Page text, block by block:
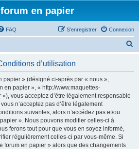
en papier
FAQ Connexion
S’enregistrer
d’utilisation
papier » (désigné ci-après par « nous »,
en papier », « http://www.maquettes-
vous acceptez d’être légalement responsable
n’acceptez pas d’être légalement
suivantes, alors n’accédez pas et/ou
». Nous pouvons modifier celles-ci à
ferons tout pour que vous en soyez informé,
régulièrement celles-ci par vous-même. Si
forum en papier » alors que des changements